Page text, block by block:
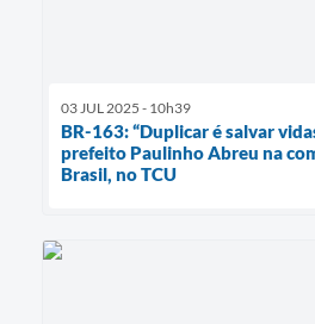
03 JUL 2025 - 10h39
BR-163: “Duplicar é salvar
prefeito Paulinho Abreu na
Brasil, no TCU